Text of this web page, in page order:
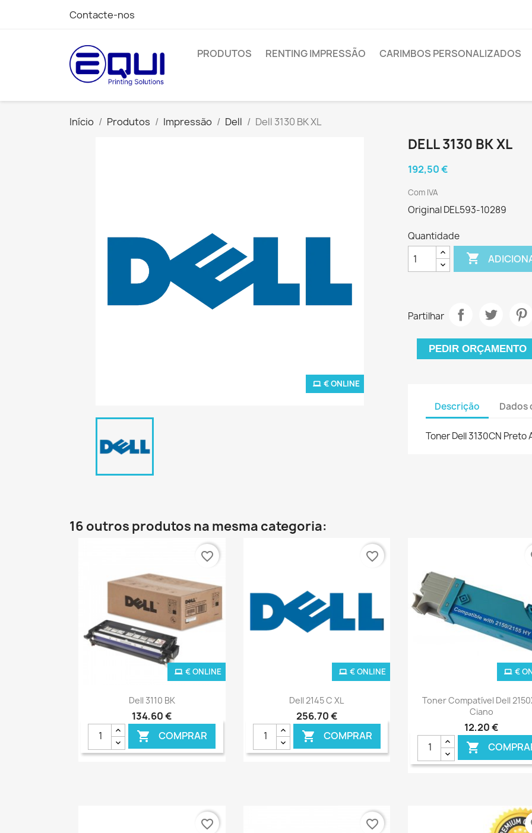
Contacte-nos
PRODUTOS RENTING IMPRESSÃO CARIMBOS PERSONALIZADOS
Início Produtos Impressão Dell Dell 3130 BK XL
€ ONLINE
DELL 3130 BK XL
192,50 €
Com IVA
Original DEL593-10289
Quantidade

Partilhar
PEDIR ORÇAMENTO
Descrição Dados
Toner Dell 3130CN
16 outros produtos na mesma categoria:
Ver+
Dell 3110 BK
134,60 €
 COMPRAR
€ ONLINE
favorite_border
Ver+
Dell 2145 C XL
256,70 €
 COMPRAR
€ ONLINE
favorite_border
Ver+
Toner Compatível Dell
Ciano
12,20 €

€
favorite_border favorite_border